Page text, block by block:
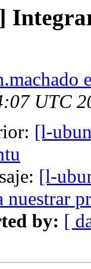
UTC
[l-
[l-
by: [